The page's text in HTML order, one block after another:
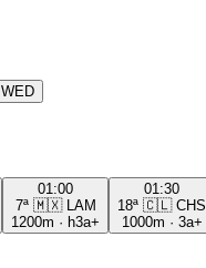
WED
01:00
7ª 🇲🇽
LAM
1200m · h3a+
01:30
18ª 🇨🇱 CHS
1000m · 3a+